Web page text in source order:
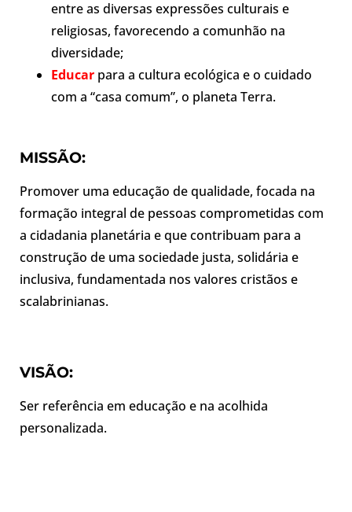
entre as diversas expressões culturais e
religiosas, favorecendo a comunhão na
diversidade;
Educar para a cultura ecológica e o cuidado
com a “casa comum”, o planeta Terra.
MISSÃO:
Promover uma educação de qualidade, focada na
formação integral de pessoas comprometidas com
a cidadania planetária e que contribuam para a
construção de uma sociedade justa, solidária e
inclusiva, fundamentada nos valores cristãos e
scalabrinianas.
VISÃO:
Ser referência em educação e na acolhida
personalizada.